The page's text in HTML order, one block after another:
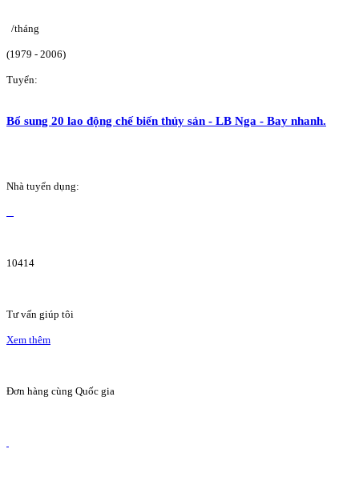
/tháng
(1979 - 2006)
Tuyển:
Bổ sung 20 lao động chế biến thủy sản - LB Nga - Bay nhanh.
Nhà tuyển dụng:
10414
Tư vấn giúp tôi
Xem thêm
Đơn hàng cùng Quốc gia